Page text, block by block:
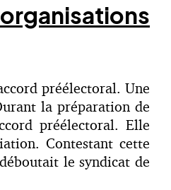
préélectoral. Une
la préparation de
préélectoral. Elle
Contestant cette
le syndicat de